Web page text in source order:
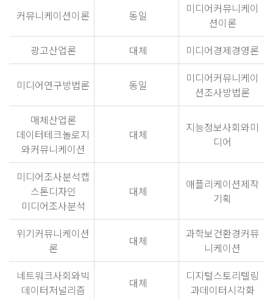
커뮤니케이션이론 동일
미디어커뮤니케이
션이론
광고산업론
대체 미디어경제경영론
미디어연구방법론 동일
미디어커뮤니케이
션조사방법론
매체산업론
데이터테크놀로지
와커뮤니케이션
대체
지능정보사회와미
디어
미디어조사분석캡
스톤디자인
미디어조사분석
대체
애플리케이션제작
기획
위기커뮤니케이션
론
대체
과학보건환경커뮤
니케이션
네트워크사회와빅
데이터저널리즘
대체
디지털스토리텔링
과데이터시각화